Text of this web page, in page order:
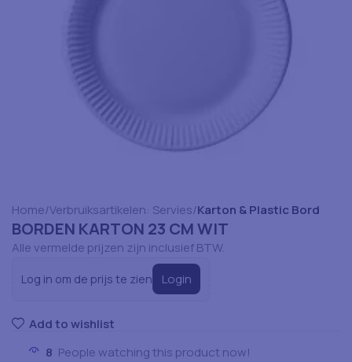
Home Verbruiksartikelen: Servies Karton & Plastic Bord
BORDEN KARTON 23 CM WIT
Alle vermelde prijzen zijn inclusief BTW.
Log in om de prijs te zien Login
Add to wishlist
8 People watching this product now!